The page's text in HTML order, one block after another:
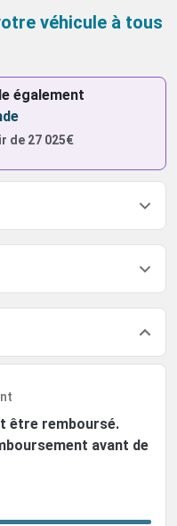
véhicule à tous
également
de27 025€
être remboursé.
avant de